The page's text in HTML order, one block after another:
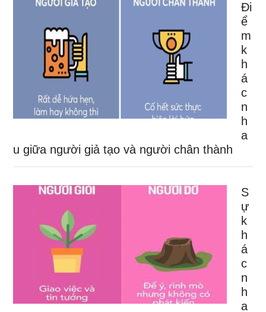
Đi
ể
m
k
h
á
c
n
h
a
u giữa người giả tạo và người chân thành
S
ự
k
h
á
c
n
h
a